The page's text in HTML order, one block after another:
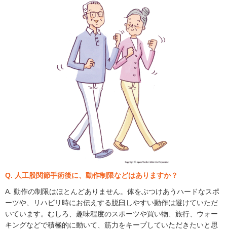
Q. 人工股関節手術後に、動作制限などはありますか？
A. 動作の制限はほとんどありません。体をぶつけあうハードなスポ
ーツや、リハビリ時にお伝えする脱臼 しやすい動作は避けていただ
いています。むしろ、趣味程度のスポーツや買い物、旅行、ウォー
キングなどで積極的に動いて、筋力をキープしていただきたいと思